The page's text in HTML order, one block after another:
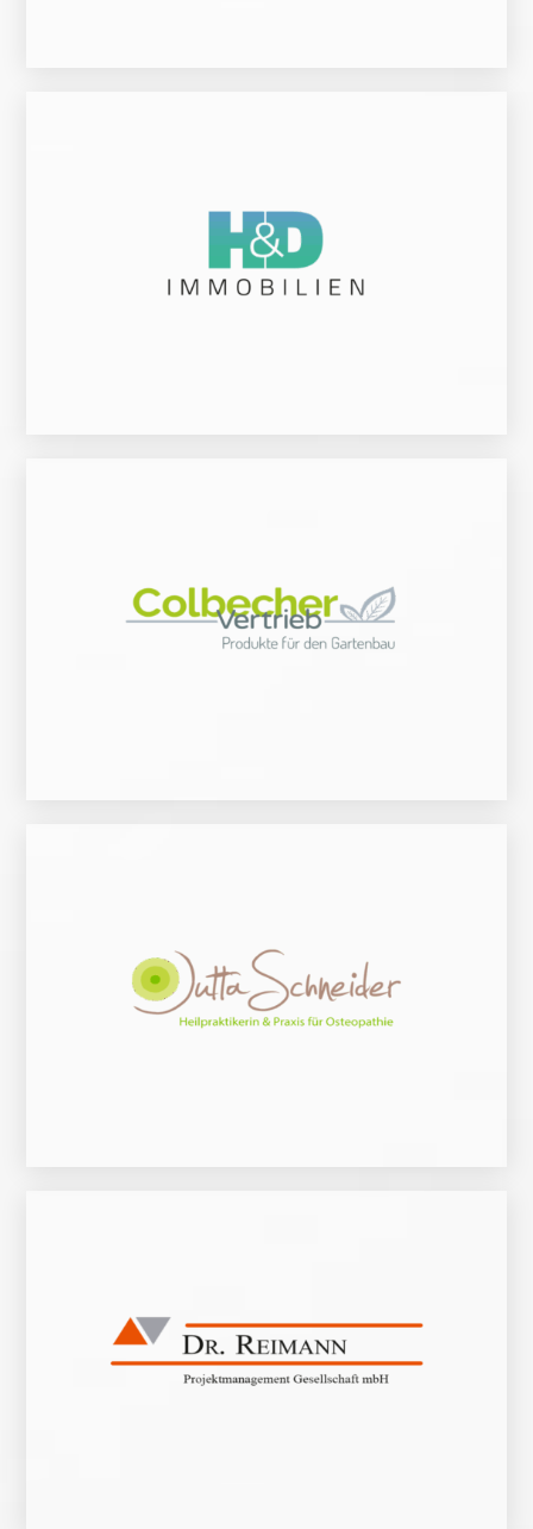
Vermietung tätig.
Zur Website
Kostenstruktur bieten wir Produkte für den Gartenbau zu einem besonders gutem
Preis-Leistungsverhältnis an. Qualität staht an erster Stelle.
Tätigkeit als Physiotherapeutin (mit kinderneurologischem Schwerpunkt) für
Säuglinge, Kinder und Erwachsene vervollständigt.
Zur Website
Unternehmensberatung in nahezu allen Branchen.
Zur Website